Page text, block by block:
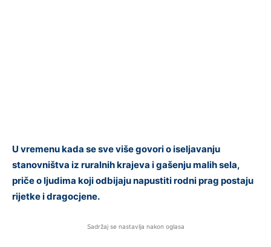
U vremenu kada se sve više govori o iseljavanju
stanovništva iz ruralnih krajeva i gašenju malih sela,
priče o ljudima koji odbijaju napustiti rodni prag postaju
rijetke i dragocjene.
Sadržaj se nastavlja nakon oglasa